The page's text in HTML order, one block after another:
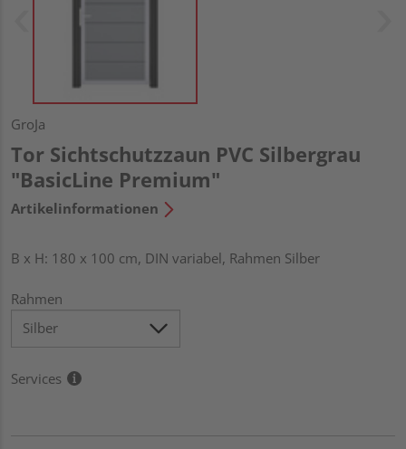
GroJa
Tor Sichtschutzzaun PVC Silbergrau
"BasicLine Premium"
Artikelinformationen
B x H: 180 x 100 cm, DIN variabel, Rahmen Silber
Rahmen
Services